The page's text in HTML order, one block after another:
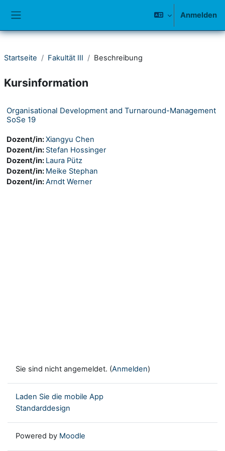
Anmelden
Startseite Fakultät III Beschreibung
Kursinformation
Organisational Development and Turnaround-Management
SoSe 19
Dozent/in:Xiangyu Chen
Dozent/in: Stefan Hossinger
Dozent/in: Laura Pütz
Dozent/in: Meike Stephan
Dozent/in:Arndt Werner
Sie sind nicht angemeldet. (Anmelden)
Laden Sie die mobile App
Standarddesign
Powered by Moodle